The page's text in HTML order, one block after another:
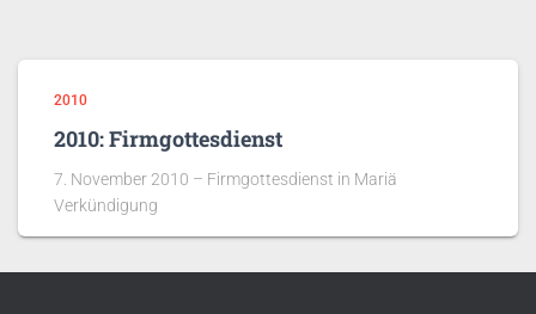
2010
2010: Firmgottesdienst
7. November 2010 – Firmgottesdienst in Mariä
Verkündigung